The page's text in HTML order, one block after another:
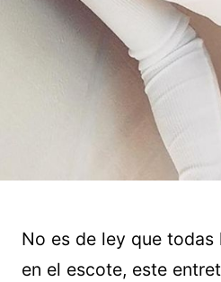
No es de ley que todas
en el escote, este